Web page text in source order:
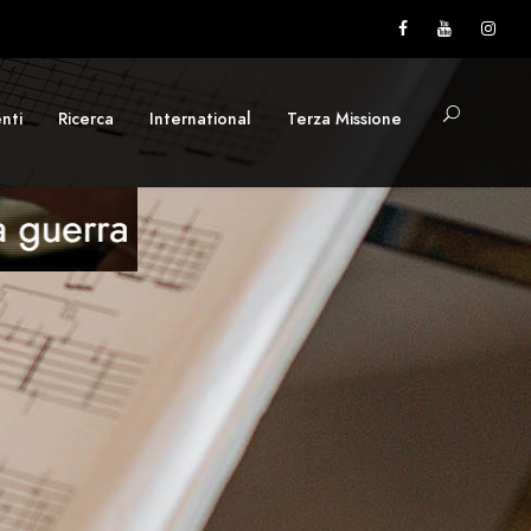
Ricerca International Terza Missione